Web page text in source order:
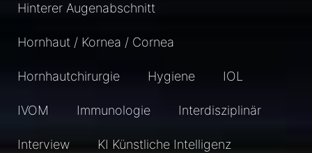
Hinterer Augenabschnitt
Hornhaut / Kornea / Cornea
Hornhautchirurgie Hygiene IOL
IVOM Immunologie Interdisziplinär
Interview KI Künstliche Intelligenz